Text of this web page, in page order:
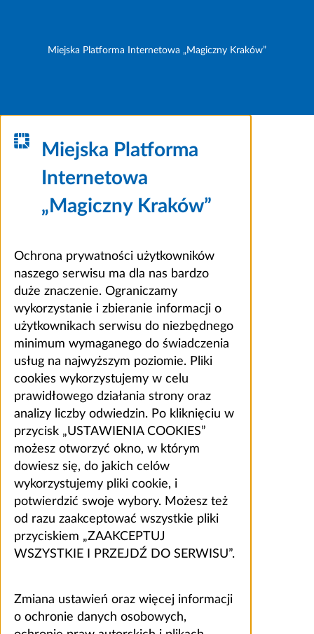
Miejska Platforma Internetowa „Magiczny Kraków”
Miejska Platforma
Internetowa
„Magiczny Kraków”
Ochrona prywatności użytkowników
naszego serwisu ma dla nas bardzo
duże znaczenie. Ograniczamy
wykorzystanie i zbieranie informacji o
użytkownikach serwisu do niezbędnego
minimum wymaganego do świadczenia
usług na najwyższym poziomie. Pliki
cookies wykorzystujemy w celu
prawidłowego działania strony oraz
analizy liczby odwiedzin. Po kliknięciu w
przycisk „USTAWIENIA COOKIES”
możesz otworzyć okno, w którym
dowiesz się, do jakich celów
wykorzystujemy pliki cookie, i
potwierdzić swoje wybory. Możesz też
od razu zaakceptować wszystkie pliki
przyciskiem „ZAAKCEPTUJ
WSZYSTKIE I PRZEJDŹ DO SERWISU”.
Zmiana ustawień oraz więcej informacji
o ochronie danych osobowych,